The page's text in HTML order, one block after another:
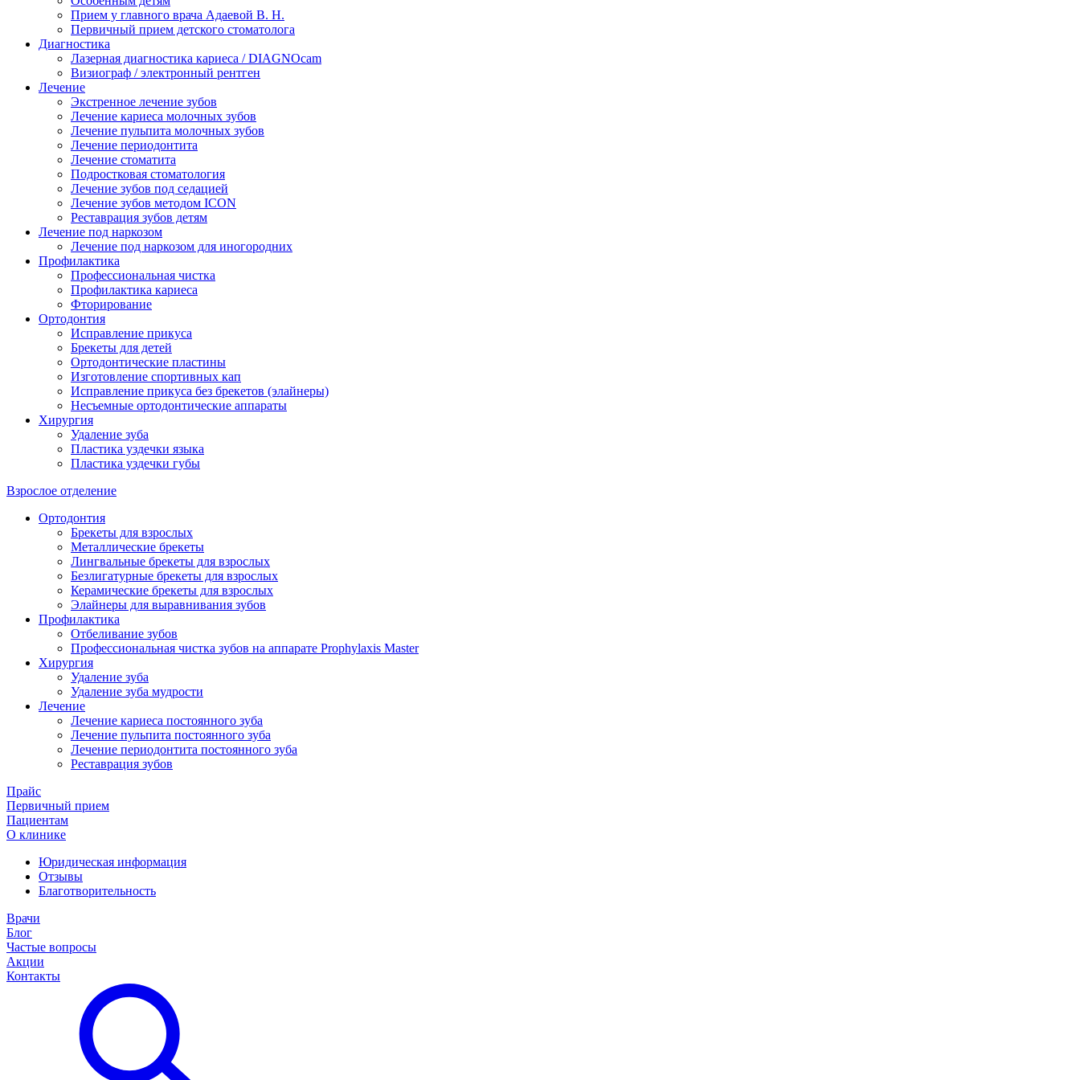
Прием у главного врача Адаевой В. Н.
Первичный прием детского стоматолога
Диагностика
Лазерная диагностика кариеса / DIAGNOcam
Визиограф / электронный рентген
Лечение
Экстренное лечение зубов
Лечение кариеса молочных зубов
Лечение пульпита молочных зубов
Лечение периодонтита
Лечение стоматита
Подростковая стоматология
Лечение зубов под седацией
Лечение зубов методом ICON
Реставрация зубов детям
Лечение под наркозом
Лечение под наркозом для иногородних
Профилактика
Профессиональная чистка
Профилактика кариеса
Фторирование
Ортодонтия
Исправление прикуса
Брекеты для детей
Ортодонтические пластины
Изготовление спортивных кап
Исправление прикуса без брекетов (элайнеры)
Несъемные ортодонтические аппараты
Хирургия
Удаление зуба
Пластика уздечки языка
Пластика уздечки губы
Взрослое отделение
Ортодонтия
Брекеты для взрослых
Металлические брекеты
Лингвальные брекеты для взрослых
Безлигатурные брекеты для взрослых
Керамические брекеты для взрослых
Элайнеры для выравнивания зубов
Профилактика
Отбеливание зубов
Профессиональная чистка зубов на аппарате Prophylaxis Master
Хирургия
Удаление зуба
Удаление зуба мудрости
Лечение
Лечение кариеса постоянного зуба
Лечение пульпита постоянного зуба
Лечение периодонтита постоянного зуба
Реставрация зубов
Прайс
Первичный прием
Пациентам
О клинике
Юридическая информация
Отзывы
Благотворительность
Врачи
Блог
Частые вопросы
Акции
Контакты